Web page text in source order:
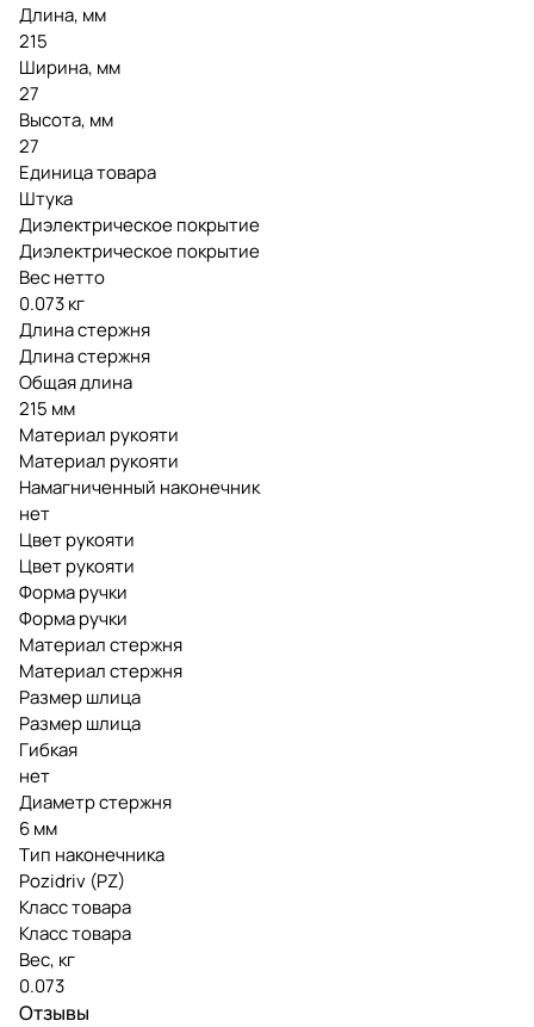
Длина, мм
215
Ширина, мм
27
Высота, мм
27
Единица товара
Штука
Диэлектрическое покрытие
Диэлектрическое покрытие
Вес нетто
0.073 кг
Длина стержня
Длина стержня
Общая длина
215 мм
Материал рукояти
Материал рукояти
Намагниченный наконечник
нет
Цвет рукояти
Цвет рукояти
Форма ручки
Форма ручки
Материал стержня
Материал стержня
Размер шлица
Размер шлица
Гибкая
нет
Диаметр стержня
6 мм
Тип наконечника
Pozidriv (PZ)
Класс товара
Класс товара
Вес, кг
0.073
Отзывы